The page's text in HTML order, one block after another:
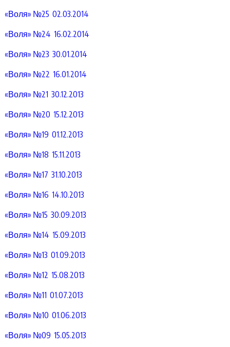
«Воля» №25 02.03.2014
«Воля» №24 16.02.2014
«Воля» №23 30.01.2014
«Воля» №22 16.01.2014
«Воля» №21 30.12.2013
«Воля» №20 15.12.2013
«Воля» №19 01.12.2013
«Воля» №18 15.11.2013
«Воля» №17 31.10.2013
«Воля» №16 14.10.2013
«Воля» №15 30.09.2013
«Воля» №14 15.09.2013
«Воля» №13 01.09.2013
«Воля» №12 15.08.2013
«Воля» №11 01.07.2013
«Воля» №10 01.06.2013
«Воля» №09 15.05.2013